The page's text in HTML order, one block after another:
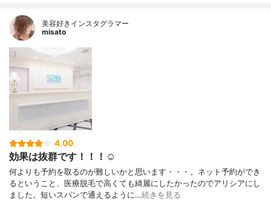
美容好きインスタグラマー
misato
4.00
効果は抜群です！！！☺️
何よりも予約を取るのが難しいかと思います・・・。ネット予約ができ
るということ、医療脱毛で高くても綺麗にしたかったのでアリシアにし
ました。短いスパンで通えるように…続きを見る